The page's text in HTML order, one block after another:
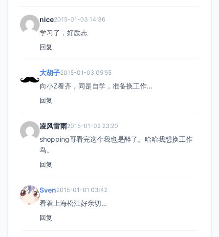
nice2015-01-03 14:36
学习了，好励志
回复
大胡子2015-01-03 05:55
向小Z看齐，同是自学，准备换工作…
回复
凌风雷雨2015-01-02 23:20
shopping哥看完这个我也是醉了。哈哈我想换工作
鸟。
回复
Sven2015-01-01 03:42
看着上海松江好亲切…
回复